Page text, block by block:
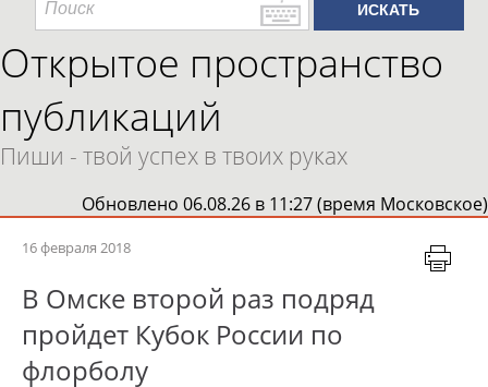
Открытое пространство
публикаций
Пиши - твой успех в твоих руках
Обновлено 06.08.26 в 11:27 (время Московское)
16 февраля 2018
В Омске второй раз подряд
пройдет Кубок России по
флорболу